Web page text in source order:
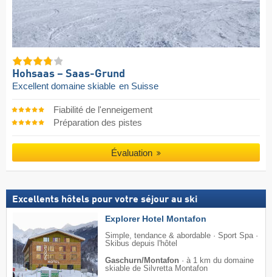
Hohsaas – Saas-Grund
Excellent domaine skiable en Suisse
Fiabilité de l'enneigement
Préparation des pistes
Évaluation
Excellents hôtels pour votre séjour au ski
Explorer Hotel Montafon
Simple, tendance & abordable · Sport Spa ·
Skibus depuis l'hôtel
Gaschurn/Montafon · à 1 km du domaine
skiable de Silvretta Montafon